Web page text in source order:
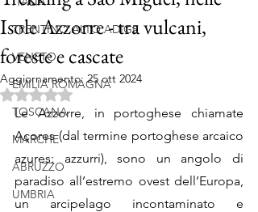
TRENTINO ALTO ADIGE
VENETO
EMILIA ROMAGNA
TOSCANA
MARCHE
ABRUZZO
UMBRIA
Isole Azzorre - tra vulcani,
foreste e cascate
Aggiornamento:25 ott 2024
Valutazione NaN stelle su 5.
Le Azzorre, in portoghese chiamate
Açores (dal termine portoghese arcaico
azures: azzurri), sono un angolo di
paradiso all’estremo ovest dell’Europa,
un arcipelago incontaminato e